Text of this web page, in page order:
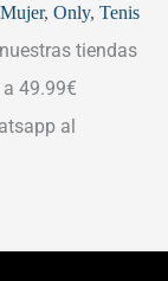
Mujer, Only, Tenis
tiendas
49.99€
al